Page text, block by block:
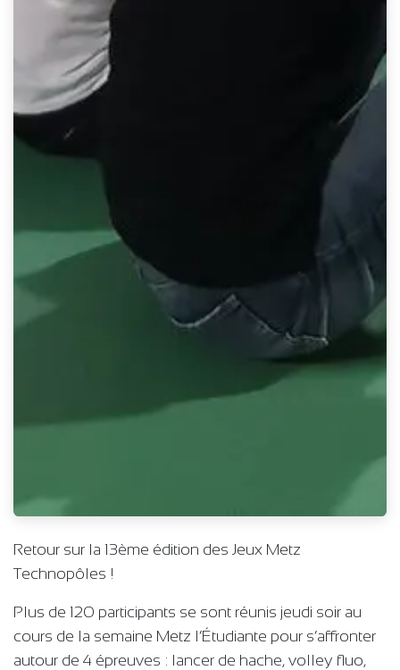
Retour sur la 13ème édition des Jeux Metz
Technopôles !
Plus de 120 participants se sont réunis jeudi soir au
cours de la semaine Metz l’Étudiante pour s’affronter
autour de 4 épreuves : lancer de hache, volley fluo,